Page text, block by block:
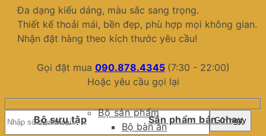
Bộ sản phẩm
Bộ bàn ăn
Bộ sưu tập Sản phẩm bán chạy
Đa dạng kiểu dáng, màu sắc sang trọng.
Thiết kế thoải mái, bền đẹp, phù hợp mọi không gian.
Nhận đặt hàng theo kích thước yêu cầu!
Gọi đặt mua 090.878.4345 (7:30 - 22:00)
Hoặc yêu cầu gọi lại